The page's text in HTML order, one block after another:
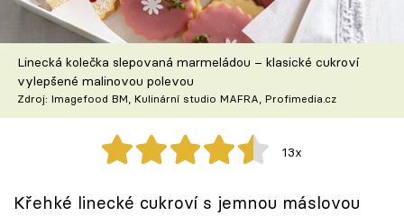
Speciál: Cuketa
Těhotnej kuchař
Sledujte prima+
Linecká kolečka slepovaná marmeládou – klasické cukroví
vylepšené malinovou polevou
Zdroj: Imagefood BM, Kulinární studio MAFRA, Profimedia.cz
13x
Křehké linecké cukroví s jemnou máslovou